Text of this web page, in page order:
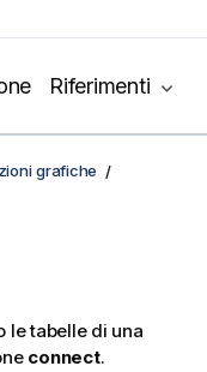
Riferimenti
grafiche
le tabelle di una
connect.